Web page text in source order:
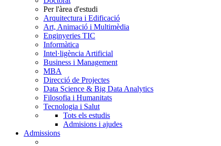
Per l'àrea d'estudi
Arquitectura i Edificació
Art, Animació i Multimèdia
Enginyeries TIC
Informàtica
Intel·ligència Artificial
Business i Management
MBA
Direcció de Projectes
Data Science & Big Data Analytics
Filosofia i Humanitats
Tecnologia i Salut
Tots els estudis
Admisions i ajudes
Admissions